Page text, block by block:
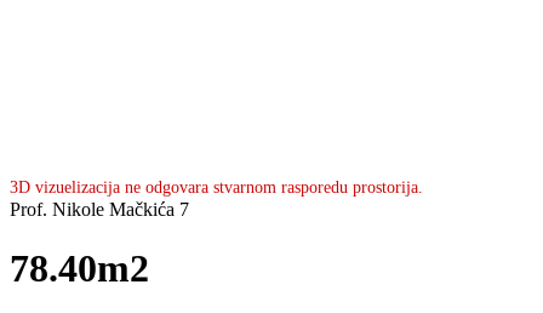
3D vizuelizacija ne odgovara stvarnom rasporedu prostorija.
Prof. Nikole Mačkića 7
78.40m2